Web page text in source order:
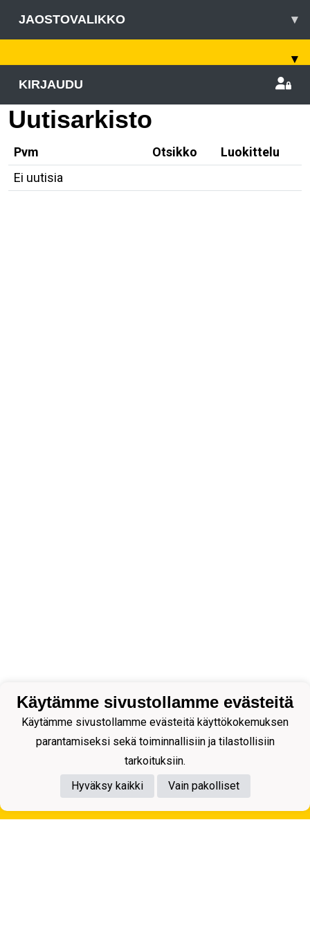
JAOSTOVALIKKO ▾
▾
KIRJAUDU
Uutisarkisto
Pvm Otsikko
Luokittelu
Ei uutisia
Tietosuojaseloste
Käytämme sivustollamme evästeitä
Käytämme sivustollamme evästeitä käyttökokemuksen
parantamiseksi sekä toiminnallisiin ja tilastollisiin
tarkoituksiin.
Hyväksy kaikki
Vain pakolliset